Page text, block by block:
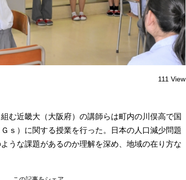
111 View
む近畿大（大阪府）の講師らは町内の川俣高で国
ｓ）に関する授業を行った。日本の人口減少問題
うな課題があるのか理解を深め、地域の在り方な